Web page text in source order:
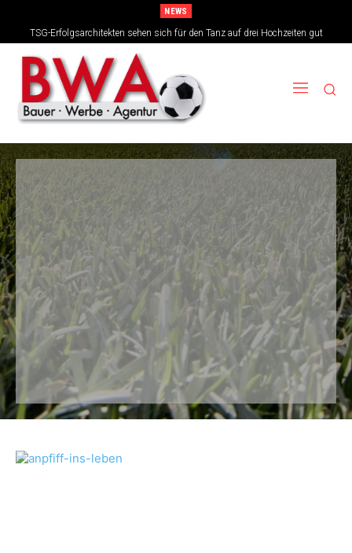
NEWS
TSG-Erfolgsarchitekten sehen sich für den Tanz auf drei Hochzeiten gut
aufgestellt
Niklas Süle bleibt ein Schwarz-Gelber – nur sieben Klassen tiefer